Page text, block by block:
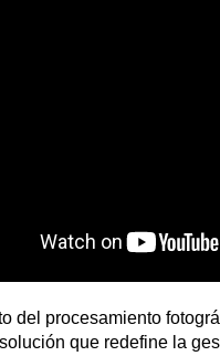
del procesamiento
que redefine la